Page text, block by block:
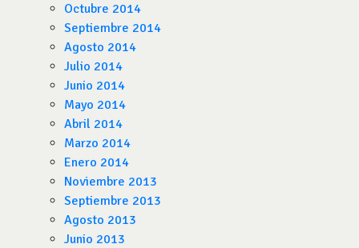
Octubre 2014
Septiembre 2014
Agosto 2014
Julio 2014
Junio 2014
Mayo 2014
Abril 2014
Marzo 2014
Enero 2014
Noviembre 2013
Septiembre 2013
Agosto 2013
Junio 2013